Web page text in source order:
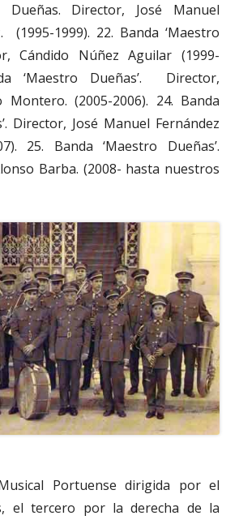
Dueñas. Director, José Manuel
(1995-1999). 22. Banda ‘Maestro
Cándido Núñez Aguilar (1999-
‘Maestro Dueñas’. Director,
Montero. (2005-2006). 24. Banda
Director, José Manuel Fernández
25. Banda ‘Maestro Dueñas’.
Barba. (2008- hasta nuestros
Portuense dirigida por el
el tercero por la derecha de la